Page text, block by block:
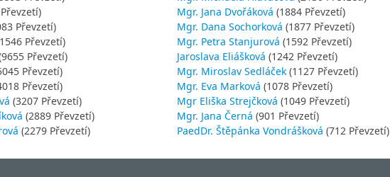
Převzetí)
Převzetí)
Převzetí)
Převzetí)
Převzetí)
(3207 Převzetí)
(2889 Převzetí)
(2279 Převzetí)
Mgr. Jana Dvořáková (1884 Převzetí)
Mgr. Dana Sochorková (1877 Převzetí)
Mgr. Petra Stanjurová (1592 Převzetí)
Jaroslava Eliášková (1242 Převzetí)
Mgr. Miroslav Sedláček (1127 Převzetí)
Mgr. Eva Marková (1078 Převzetí)
Mgr Eliška Strejčková (1049 Převzetí)
Mgr. Jana Černá (901 Převzetí)
PaedDr. Štěpánka Vondrášková (712 Převzetí)